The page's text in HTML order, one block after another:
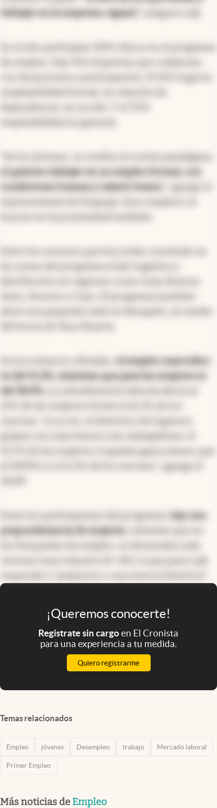
trabajar en la empresa, siguen”
, asegura Lojk.
En el año participan 1500 chicos en el programa
“De los jóvenes, se verifica el contra paradigma:
sí quieren trabajar en un empleo formal, con
condiciones buenas y salario bueno
las zonas del programa están logística y
el empleo masculino
es del 51,3%, mientras que para las mujeres es
del 38,9%.
varones. “A su vez, el deterioro de ingresos
el SMVM vs el 11,3% de los varones”, agrega el
Entre los participantes del programa,
hay una
preponderancia de mujeres
¡Queremos conocerte!
Registrate sin cargoen El Cronista
para una experiencia a tu medida.
Quiero registrarme
Temas relacionados
Empleo jóvenes Desempleo trabajo Mercado laboral
Primer Empleo
Más noticias de Empleo